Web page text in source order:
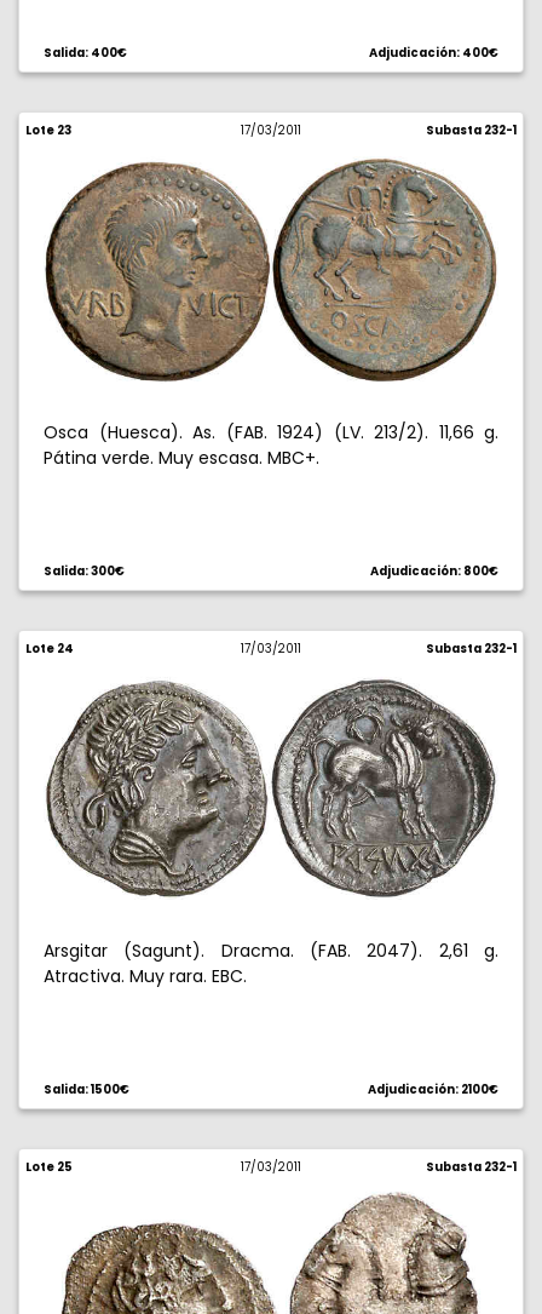
Salida: 400€ Adjudicación: 400€
Lote 23 17/03/2011 Subasta 232-1
Osca (Huesca). As. (FAB. 1924) (LV. 213/2). 11,66 g.
Pátina verde. Muy escasa. MBC+.
Salida: 300€ Adjudicación: 800€
Lote 24 17/03/2011 Subasta 232-1
Arsgitar (Sagunt). Dracma. (FAB. 2047). 2,61 g.
Atractiva. Muy rara. EBC.
Salida: 1500€ Adjudicación: 2100€
Lote 25 17/03/2011 Subasta 232-1